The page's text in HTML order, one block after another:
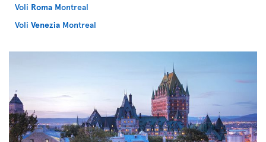
Voli Roma Montreal
Voli Venezia Montreal